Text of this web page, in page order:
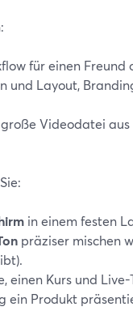
für einen Freund
und Layout,
Videodatei
in einem festen
präziser mischen
einen Kurs und
ein Produkt